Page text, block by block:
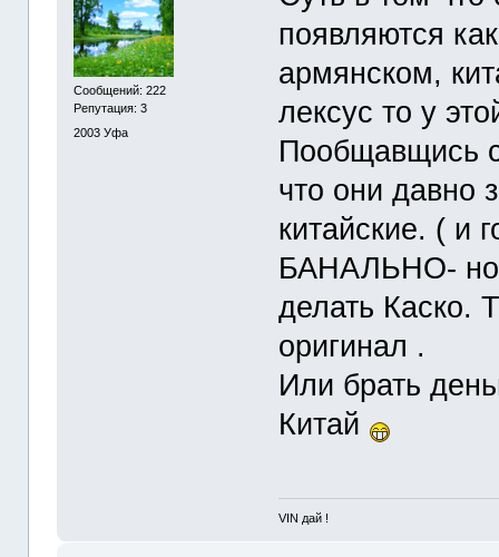
Сообщений: 222
Репутация: 3
2003 Уфа
появляются
армянском,
лексус то у
Пообщавщись
что они давно
китайские. ( и
БАНАЛЬНО- но
делать Каско.
оригинал .
Или брать
Китай
VIN дай !